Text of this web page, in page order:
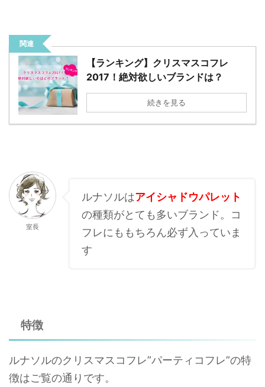
関連
【ランキング】クリスマスコフレ
2017！絶対欲しいブランドは？
続きを見る
室長
ルナソルはアイシャドウパレット
の種類がとても多いブランド。コ
フレにももちろん必ず入っていま
す
特徴
ルナソルのクリスマスコフレ”パーティコフレ”の特
徴はご覧の通りです。